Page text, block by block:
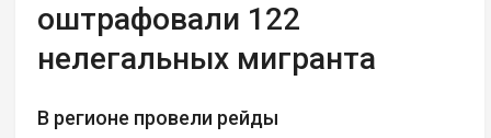
оштрафовали 122
нелегальных мигранта
В регионе провели рейды